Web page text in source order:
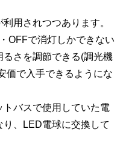
用されつつあります。
OFFで消灯しかできない
さを調節できる(調光機
価で入手できるようにな
バスで使用していた電
、LED電球に交換して